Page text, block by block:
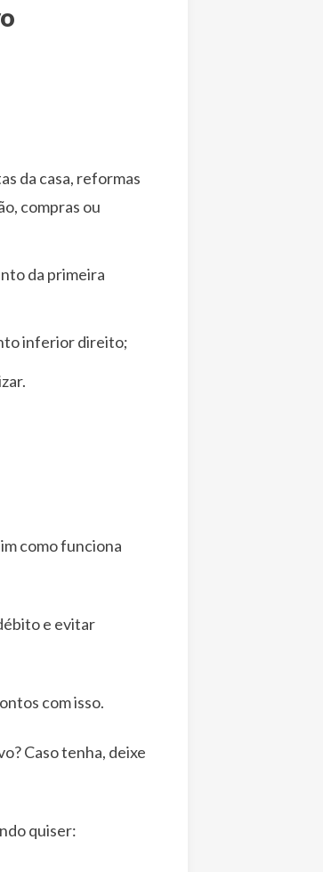
da casa, reformas
compras ou
da primeira
inferior direito;
como funciona
e evitar
com isso.
Caso tenha, deixe
quiser: